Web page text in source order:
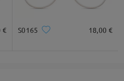
€ S0165 18,00 €